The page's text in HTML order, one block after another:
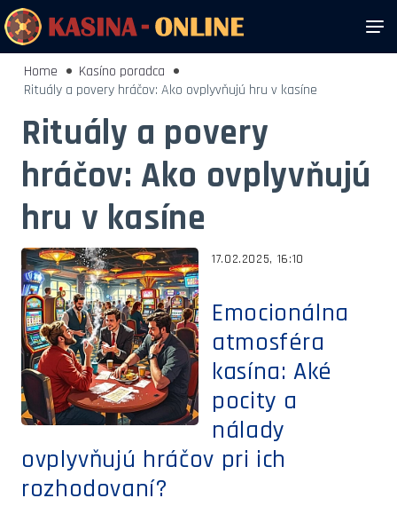
Home
Kasíno poradca
Rituály a povery hráčov: Ako ovplyvňujú hru v kasíne
Rituály a povery
hráčov: Ako ovplyvňujú
hru v kasíne
17.02.2025, 16:10
Emocionálna
atmosféra
kasína: Aké
pocity a
nálady
ovplyvňujú hráčov pri ich
rozhodovaní?